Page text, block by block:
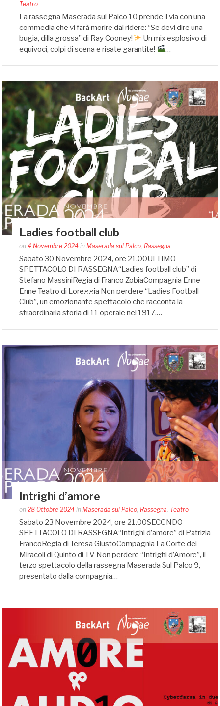
by
Silvia
Teatro
La rassegna Maserada sul Palco 10 prende il via con una
commedia che vi farà morire dal ridere: “Se devi dire una
bugia, dilla grossa” di Ray Cooney!
Un mix esplosivo di
equivoci, colpi di scena e risate garantite!
…
Ladies football club
Posted
by
on4 Novembre 2024 inMaserada sul Palco,Rassegna
Sabato 30 Novembre 2024, ore 21.00ULTIMO
SPETTACOLO DI RASSEGNA“Ladies football club” di
Stefano MassiniRegia di Franco ZobiaCompagnia Enne
Enne Teatro di Loreggia Non perdere “Ladies Football
Club”, un emozionante spettacolo che racconta la
straordinaria storia di 11 operaie nel 1917,…
Intrighi d’amore
Posted
by
on28 Ottobre 2024 inMaserada sul Palco,Rassegna, Teatro
Sabato 23 Novembre 2024, ore 21.00SECONDO
SPETTACOLO DI RASSEGNA“Intrighi d’amore” di Patrizia
FrancoRegia di Teresa GiustoCompagnia La Corte dei
Miracoli di Quinto di TV Non perdere “Intrighi d’Amore”, il
terzo spettacolo della rassegna Maserada Sul Palco 9,
presentato dalla compagnia…